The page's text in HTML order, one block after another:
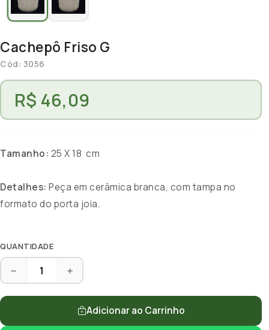
Cachepô Friso G
Cód: 3056
R$ 46,09
Tamanho: 25 X 18 cm
Detalhes: Peça em cerâmica branca, com tampa no
formato do porta joia.
QUANTIDADE
Adicionar ao Carrinho